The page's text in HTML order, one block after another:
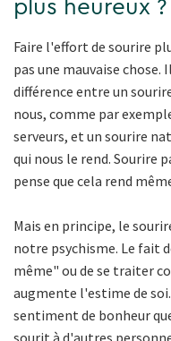
plus heureux ?
Faire l'effort de sourire
pas une mauvaise
différence entre un
nous, comme par
serveurs, et un sourire
qui nous le rend. Sourire
pense que cela rend
Mais en principe, le
notre psychisme. Le fait
même" ou de se traiter
augmente l'estime de
sentiment de bonheur